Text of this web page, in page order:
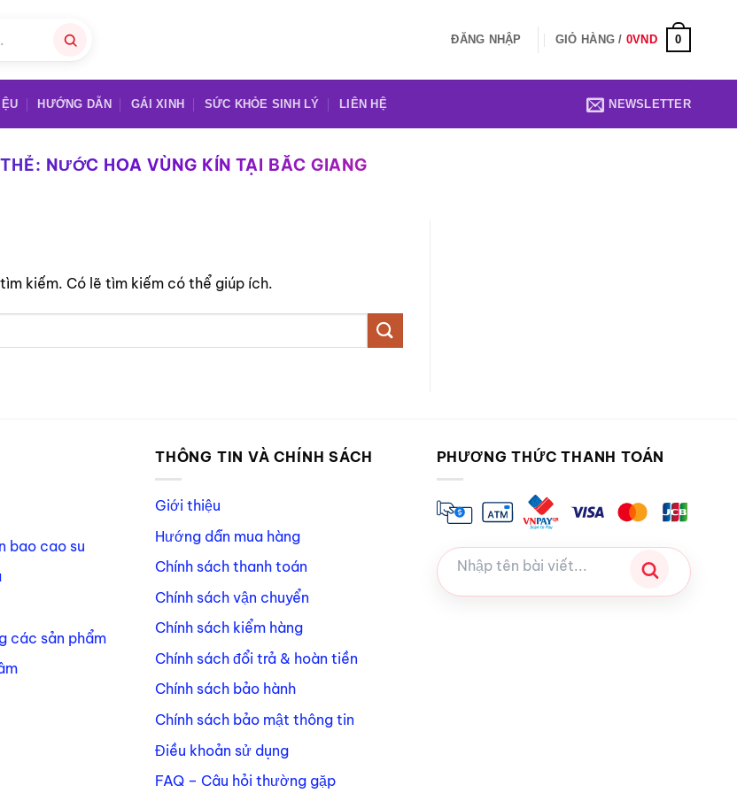
ĐĂNG NHẬP GIỎ HÀNG / 0VND 0
HƯỚNG DẪN GÁI XINH SỨC KHỎE SINH LÝ LIÊN HỆ NEWSLETTER
NƯỚC HOA VÙNG KÍN TẠI BẮC GIANG
kiếm. Có lẽ tìm kiếm có thể giúp ích.
bao cao su
các sản phẩm
THÔNG TIN VÀ CHÍNH SÁCH
Giới thiệu
Hướng dẫn mua hàng
Chính sách thanh toán
Chính sách vận chuyển
Chính sách kiểm hàng
Chính sách đổi trả & hoàn tiền
Chính sách bảo hành
Chính sách bảo mật thông tin
Điều khoản sử dụng
FAQ – Câu hỏi thường gặp
PHƯƠNG THỨC THANH TOÁN